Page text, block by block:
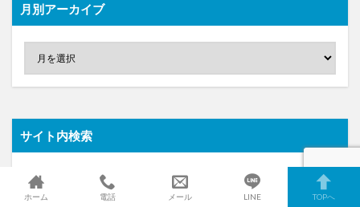
月別アーカイブ
サイト内検索
ホーム 電話 メール LINE TOPへ